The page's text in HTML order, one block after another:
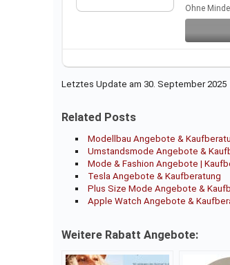
Ohne
Letztes Update am 30. September 2025
Related Posts
Modellbau Angebote &
Umstandsmode Angebote &
Mode & Fashion Angebote |
Tesla Angebote & Kaufberatung
Plus Size Mode Angebote &
Apple Watch Angebote &
Weitere Rabatt Angebote: